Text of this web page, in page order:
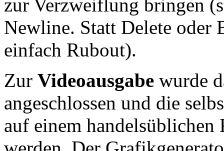
zur Verzweiflung bringen
Newline. Statt Delete oder
einfach Rubout).
Zur Videoausgabe wurde
angeschlossen und die
auf einem handelsüblichen